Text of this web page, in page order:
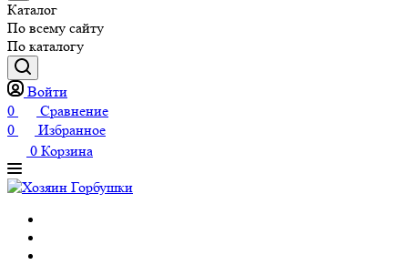
Каталог
По всему сайту
По каталогу
Войти
0
Сравнение
0
Избранное
0 Корзина